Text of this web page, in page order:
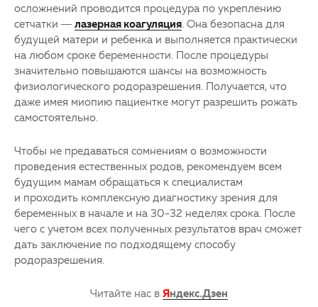
осложнений проводится процедура по укреплению
сетчатки — лазерная коагуляция. Она безопасна для
будущей матери и ребенка и выполняется практически
на любом сроке беременности. После процедуры
значительно повышаются шансы на возможность
физиологического родоразрешения. Получается, что
даже имея миопию пациентке могут разрешить рожать
самостоятельно.
Чтобы не предаваться сомнениям о возможности
проведения естественных родов, рекомендуем всем
будущим мамам обращаться к специалистам
и проходить комплексную диагностику зрения для
беременных в начале и на 30-32 неделях срока. После
чего с учетом всех полученных результатов врач сможет
дать заключение по подходящему способу
родоразрешения.
Читайте нас в Яндекс.Дзен